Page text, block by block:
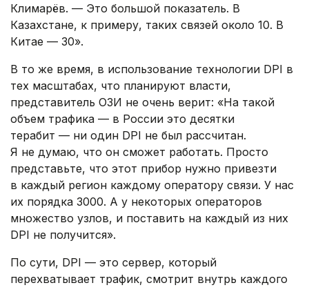
Климарёв. — Это большой показатель. В
Казахстане, к примеру, таких связей около 10. В
Китае — 30».
В то же время, в использование технологии DPI в
тех масштабах, что планируют власти,
представитель ОЗИ не очень верит: «На такой
объем трафика — в России это десятки
терабит — ни один DPI не был рассчитан.
Я не думаю, что он сможет работать. Просто
представьте, что этот прибор нужно привезти
в каждый регион каждому оператору связи. У нас
их порядка 3000. А у некоторых операторов
множество узлов, и поставить на каждый из них
DPI не получится».
По сути, DPI — это сервер, который
перехватывает трафик, смотрит внутрь каждого